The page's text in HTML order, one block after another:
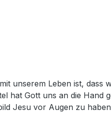
unserem Leben ist,
Gott uns an die Hand
Jesu vor Augen zu